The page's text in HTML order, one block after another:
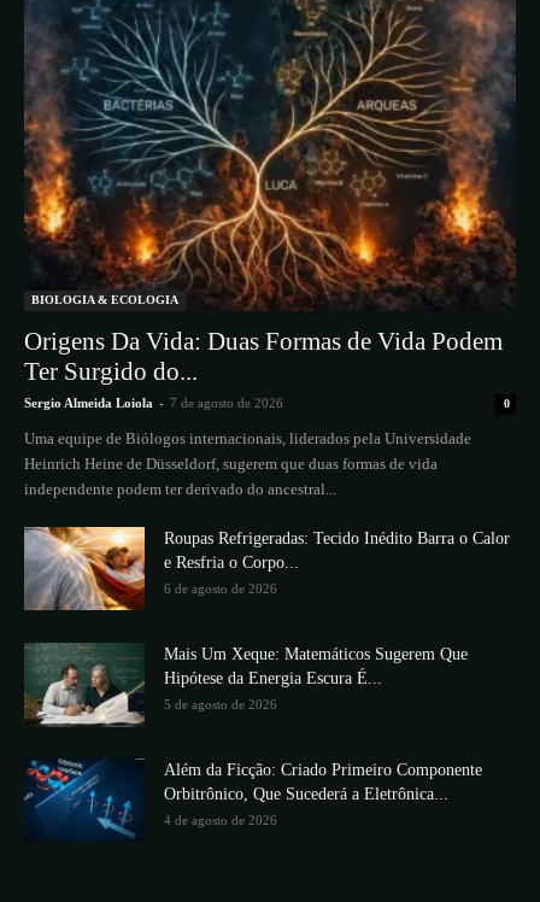
BIOLOGIA & ECOLOGIA
Origens Da Vida: Duas Formas de Vida Podem
Ter Surgido do...
Sergio Almeida Loiola - 7 de agosto de 2026 0
Uma equipe de Biólogos internacionais, liderados pela Universidade
Heinrich Heine de Düsseldorf, sugerem que duas formas de vida
independente podem ter derivado do ancestral...
Roupas Refrigeradas: Tecido Inédito Barra o Calor
e Resfria o Corpo...
6 de agosto de 2026
Mais Um Xeque: Matemáticos Sugerem Que
Hipótese da Energia Escura É...
5 de agosto de 2026
Além da Ficção: Criado Primeiro Componente
Orbitrônico, Que Sucederá a Eletrônica...
4 de agosto de 2026